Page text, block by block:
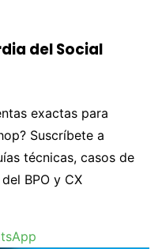
del Social
exactas para
Suscríbete a
técnicas, casos de
BPO y CX